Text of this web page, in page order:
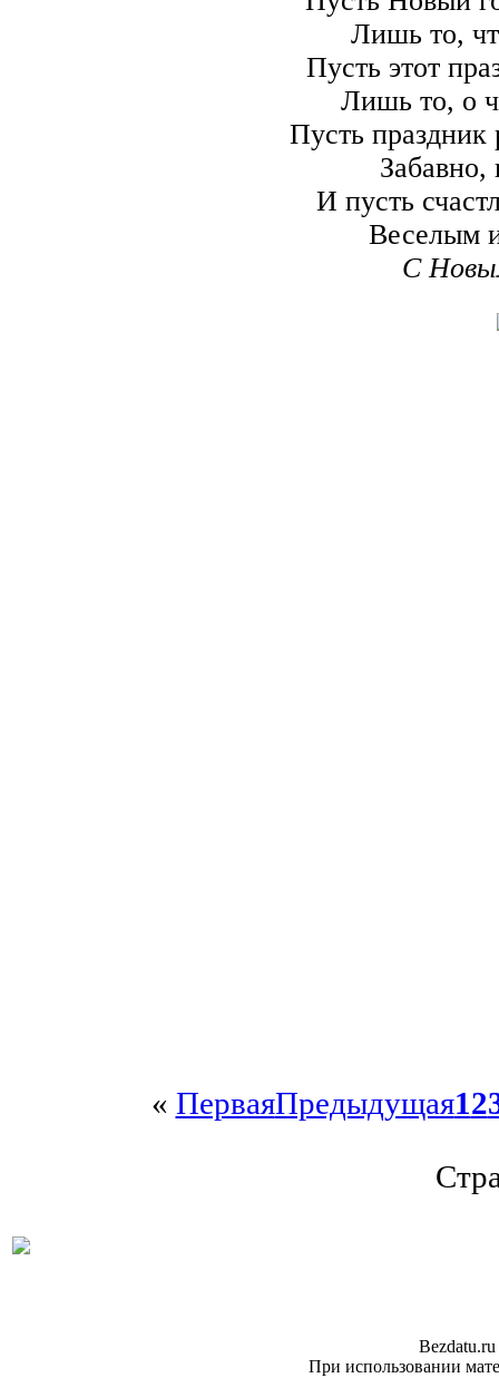
Лишь то,
Пусть этот
Лишь то, о
Пусть праздник
Забавно,
И пусть
Веселым
С
« ПерваяПредыдущая12
При использовании